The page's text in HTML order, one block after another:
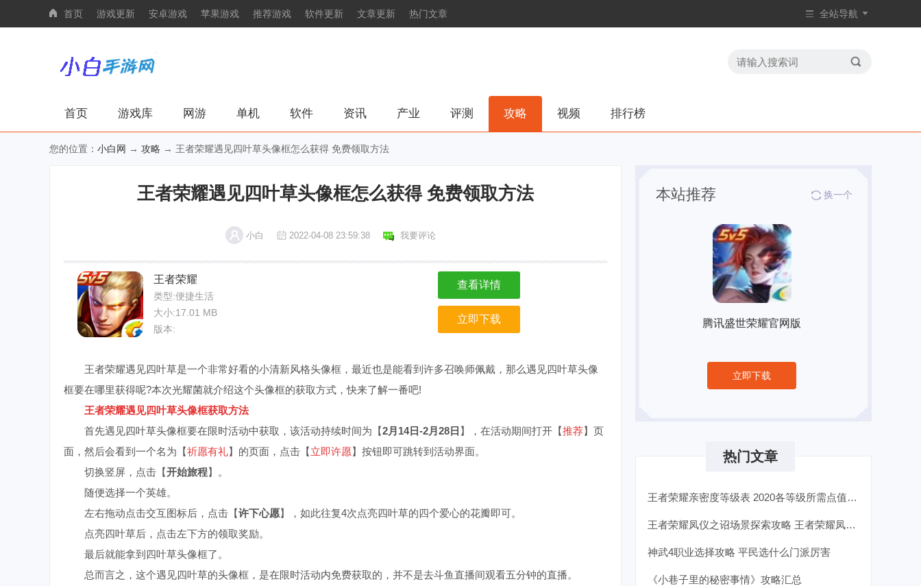
首页 游戏更新 安卓游戏 苹果游戏 推荐游戏 软件更新 文章更新 热门文章 全站导航
首页 游戏库 网游 单机 软件 资讯 产业 评测 攻略 视频 排行榜
您的位置： 小白网 → 攻略 → 王者荣耀遇见四叶草头像框怎么获得 免费领取方法
王者荣耀遇见四叶草头像框怎么获得 免费领取方法
小白 2022-04-08 23:59:38 我要评论
王者荣耀
类型:便捷生活
大小:17.01 MB
版本:
查看详情
立即下载
王者荣耀遇见四叶草是一个非常好看的小清新风格头像框，最近也是能看到许多召唤师佩戴，那么遇见四叶草头像
框要在哪里获得呢?本次光耀菌就介绍这个头像框的获取方式，快来了解一番吧!
王者荣耀遇见四叶草头像框获取方法
首先遇见四叶草头像框要在限时活动中获取，该活动持续时间为【2月14日-2月28日 】，在活动期间打开【推荐】页
面，然后会看到一个名为【祈愿有礼】的页面，点击【立即许愿】按钮即可跳转到活动界面。
切换竖屏，点击【开始旅程】。
随便选择一个英雄。
左右拖动点击交互图标后，点击【许下心愿】，如此往复4次点亮四叶草的四个爱心的花瓣即可。
点亮四叶草后，点击左下方的领取奖励。
最后就能拿到四叶草头像框了。
总而言之，这个遇见四叶草的头像框，是在限时活动内免费获取的，并不是去斗鱼直播间观看五分钟的直播。
本站推荐 换一个
腾讯盛世荣耀官网版
立即下载
热门文章
王者荣耀亲密度等级表 2020各等级所需点值是多少
王者荣耀凤仪之诏场景探索攻略 王者荣耀凤仪之诏里程碑奖励
神武4职业选择攻略 平民选什么门派厉害
《小巷子里的秘密事情》攻略汇总